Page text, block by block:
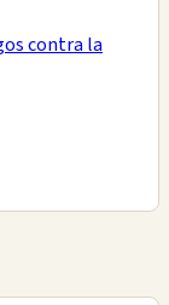
contra la